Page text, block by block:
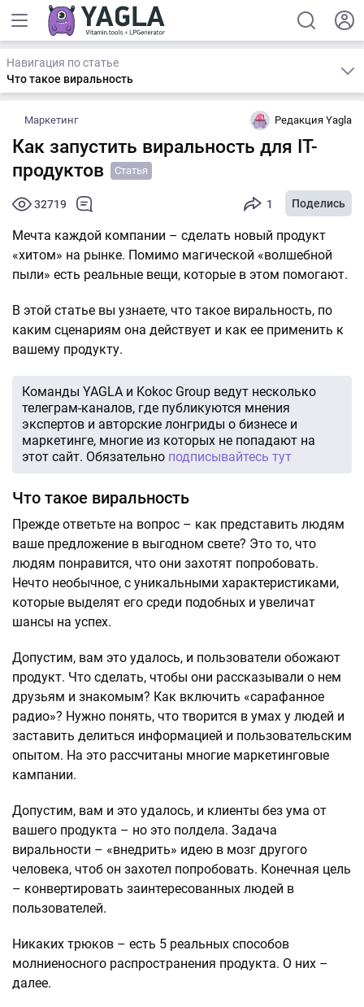
Навигация по статье
Что такое виральность
Маркетинг Редакция Yagla
Как запустить виральность для IT-
продуктов
Статья
32719 1 Поделись
Мечта каждой компании – сделать новый продукт
«хитом» на рынке. Помимо магической «волшебной
пыли» есть реальные вещи, которые в этом помогают.
В этой статье вы узнаете, что такое виральность, по
каким сценариям она действует и как ее применить к
вашему продукту.
Команды YAGLA и Kokoc Group ведут несколько
телеграм-каналов, где публикуются мнения
экспертов и авторские лонгриды о бизнесе и
маркетинге, многие из которых не попадают на
этот сайт. Обязательно подписывайтесь тут
Что такое виральность
Прежде ответьте на вопрос – как представить людям
ваше предложение в выгодном свете? Это то, что
людям понравится, что они захотят попробовать.
Нечто необычное, с уникальными характеристиками,
которые выделят его среди подобных и увеличат
шансы на успех.
Допустим, вам это удалось, и пользователи обожают
продукт. Что сделать, чтобы они рассказывали о нем
друзьям и знакомым? Как включить «сарафанное
радио»? Нужно понять, что творится в умах у людей и
заставить делиться информацией и пользовательским
опытом. На это рассчитаны многие маркетинговые
кампании.
Допустим, вам и это удалось, и клиенты без ума от
вашего продукта – но это полдела. Задача
виральности – «внедрить» идею в мозг другого
человека, чтоб он захотел попробовать. Конечная цель
– конвертировать заинтересованных людей в
пользователей.
Никаких трюков – есть 5 реальных способов
молниеносного распространения продукта. О них –
далее.